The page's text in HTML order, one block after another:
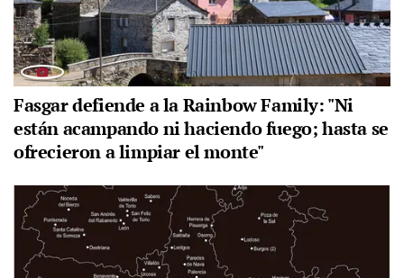
Fasgar defiende a la Rainbow Family: "Ni
están acampando ni haciendo fuego; hasta se
ofrecieron a limpiar el monte"